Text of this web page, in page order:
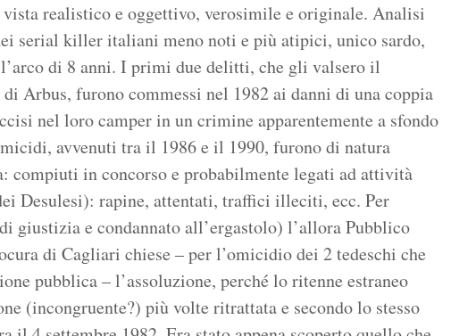
realistico e oggettivo, verosimile e originale. Analisi
serial killer italiani meno noti e più atipici, unico sardo,
di 8 anni. I primi due delitti, che gli valsero il
Arbus, furono commessi nel 1982 ai danni di una coppia
nel loro camper in un crimine apparentemente a sfondo
avvenuti tra il 1986 e il 1990, furono di natura
compiuti in concorso e probabilmente legati ad attività
Desulesi): rapine, attentati, traffici illeciti, ecc. Per
giustizia e condannato all’ergastolo) l’allora Pubblico
di Cagliari chiese – per l’omicidio dei 2 tedeschi che
pubblica – l’assoluzione, perché lo ritenne estraneo
(incongruente?) più volte ritrattata e secondo lo stesso